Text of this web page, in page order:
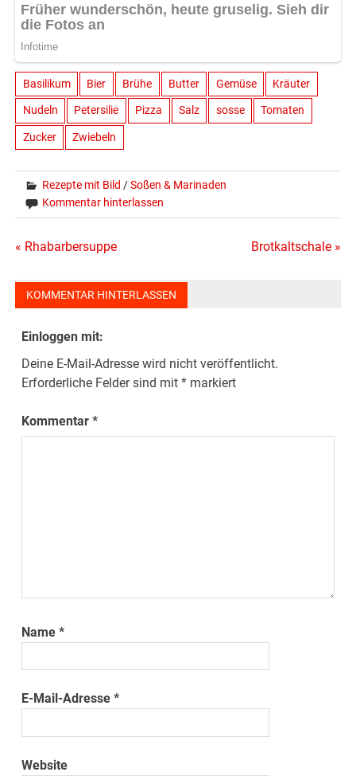
Basilikum Bier Brühe Butter Gemüse Kräuter
Nudeln Petersilie Pizza Salz sosse Tomaten
Zucker Zwiebeln
Rezepte mit Bild /Soßen & Marinaden
Kommentar hinterlassen
Beitragsnavigation
« Rhabarbersuppe Brotkaltschale »
KOMMENTAR HINTERLASSEN
Einloggen mit:
Deine E-Mail-Adresse wird nicht veröffentlicht.
Erforderliche Felder sind mit* markiert
Kommentar*
Name*
E-Mail-Adresse*
Website